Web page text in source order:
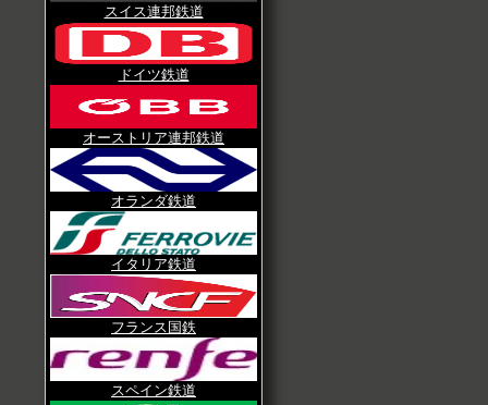
スイス連邦鉄道
ドイツ鉄道
オーストリア連邦鉄道
オランダ鉄道
イタリア鉄道
フランス国鉄
スペイン鉄道